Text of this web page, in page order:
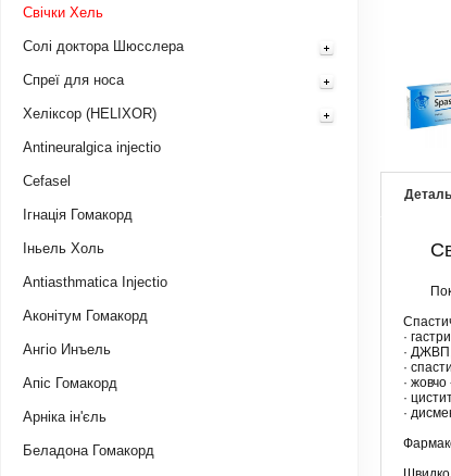
Свічки Хель
Солі доктора Шюсслера
Спреї для носа
Хеліксор (HELIXOR)
Antineuralgica injectio
Cefasel
Ігнація Гомакорд
Іньель Холь
Аntiasthmatica Injectio
Аконітум Гомакорд
Ангіо Инъель
Апіс Гомакорд
Арніка ін'єль
Беладона Гомакорд
·
·
·
·
·
·